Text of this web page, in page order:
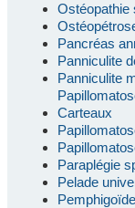
Ostéopathie
Pancréas
Panniculite
Panniculite
Carteaux
Paraplégie
Pelade